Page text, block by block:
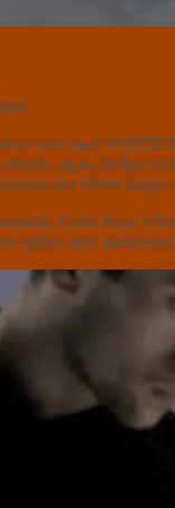
.
viser med
og en farligt
der bliver
Eydís Rose
spiller med